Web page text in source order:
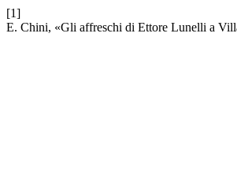
[1]
E. Chini, «Gli affreschi di Ettore Lunelli a